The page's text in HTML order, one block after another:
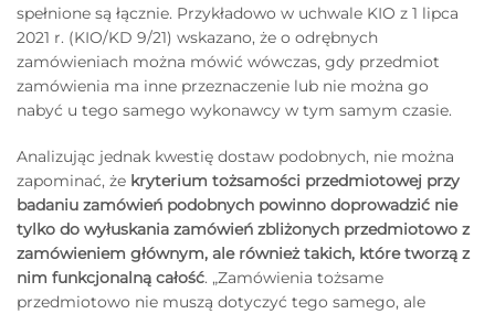
spełnione są łącznie. Przykładowo w uchwale KIO z 1 lipca
2021 r. (KIO/KD 9/21) wskazano, że o odrębnych
zamówieniach można mówić wówczas, gdy przedmiot
zamówienia ma inne przeznaczenie lub nie można go
nabyć u tego samego wykonawcy w tym samym czasie.
Analizując jednak kwestię dostaw podobnych, nie można
zapominać, że kryterium tożsamości przedmiotowej przy
badaniu zamówień podobnych powinno doprowadzić nie
tylko do wyłuskania zamówień zbliżonych przedmiotowo z
zamówieniem głównym, ale również takich, które tworzą z
nim funkcjonalną całość. „Zamówienia tożsame
przedmiotowo nie muszą dotyczyć tego samego, ale